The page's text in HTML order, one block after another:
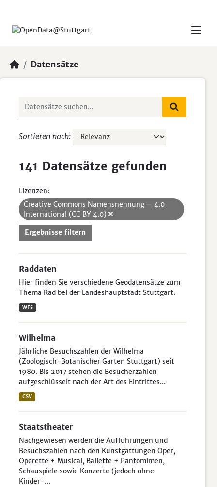
Datensätze
Sortieren nach
141 Datensätze gefunden
Lizenzen:
Creative Commons Namensnennung – 4.0
International (CC BY 4.0)
Ergebnisse filtern
Raddaten
Hier finden Sie verschiedene Geodatensätze zum
Thema Rad bei der Landeshauptstadt Stuttgart.
WFS
Wilhelma
Jährliche Besuchszahlen der Wilhelma
(Zoologisch-Botanischer Garten Stuttgart) seit
1980. Bis 2017 stehen die Besucherzahlen
aufgeschlüsselt nach der Art des Eintrittes...
CSV
Staatstheater
Nachgewiesen werden die Aufführungen und
Besuchszahlen nach den Kunstgattungen Oper,
Operette + Musical, Ballette + Pantomimen,
Schauspiele sowie Konzerte (jedoch ohne
Kinder-...